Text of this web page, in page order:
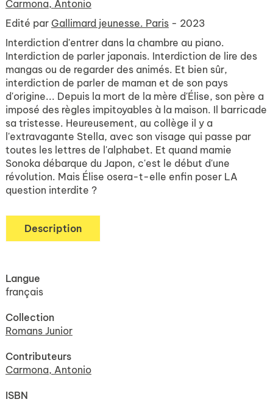
Carmona, Antonio
Edité par Gallimard jeunesse. Paris - 2023
Interdiction d'entrer dans la chambre au piano.
Interdiction de parler japonais. Interdiction de lire des
mangas ou de regarder des animés. Et bien sûr,
interdiction de parler de maman et de son pays
d'origine... Depuis la mort de la mère d'Élise, son père a
imposé des règles impitoyables à la maison. Il barricade
sa tristesse. Heureusement, au collège il y a
l'extravagante Stella, avec son visage qui passe par
toutes les lettres de l'alphabet. Et quand mamie
Sonoka débarque du Japon, c'est le début d'une
révolution. Mais Élise osera-t-elle enfin poser LA
question interdite ?
Description
Langue
français
Collection
Romans Junior
Contributeurs
Carmona, Antonio
ISBN